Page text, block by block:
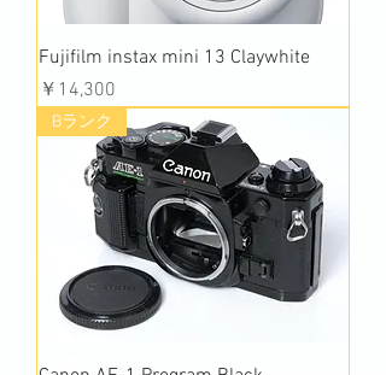
Fujifilm instax mini 13 Claywhite
価格
￥14,300
Bランク